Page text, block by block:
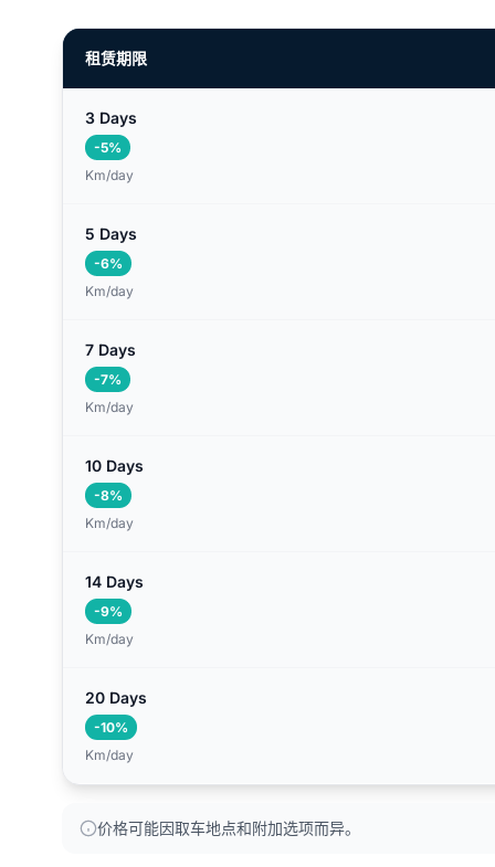
租赁期限
3 Days
-5%
Km/day
5 Days
-6%
Km/day
7 Days
-7%
Km/day
10 Days
-8%
Km/day
14 Days
-9%
Km/day
20 Days
-10%
Km/day
价格可能因取车地点和附加选项而异。